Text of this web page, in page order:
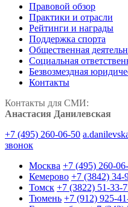
Правовой обзор
Практики и отрасли
Рейтинги и награды
Поддержка спорта
Общественная
Социальная
Безвозмездная
Контакты
Контакты для СМИ:
Анастасия Данилевская
+7 (495) 260-06-50
звонок
Москва +7 (495) 260-
Кемерово +7 (3842) 34-
Томск +7 (3822) 51-33-
Тюмень +7 (912) 925-